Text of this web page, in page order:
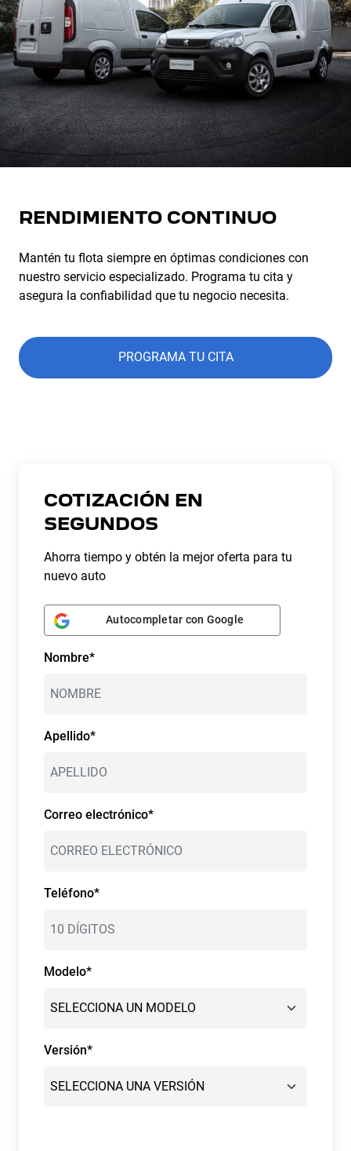
RENDIMIENTO CONTINUO
Mantén tu flota siempre en óptimas condiciones con
nuestro servicio especializado. Programa tu cita y
asegura la confiabilidad que tu negocio necesita.
PROGRAMA TU CITA
COTIZACIÓN EN
SEGUNDOS
Ahorra tiempo y obtén la mejor oferta para tu
nuevo auto
Autocompletar con Google
Nombre*
Apellido*
Correo electrónico*
Teléfono*
Modelo*
Versión*